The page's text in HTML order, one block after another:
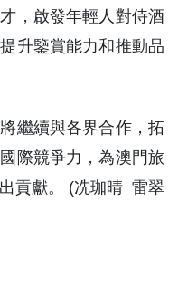
，啟發年輕人對侍酒
升鑒賞能力和推動品
繼續與各界合作，拓
際競爭力，為澳門旅
貢獻。 (冼珈晴 雷翠